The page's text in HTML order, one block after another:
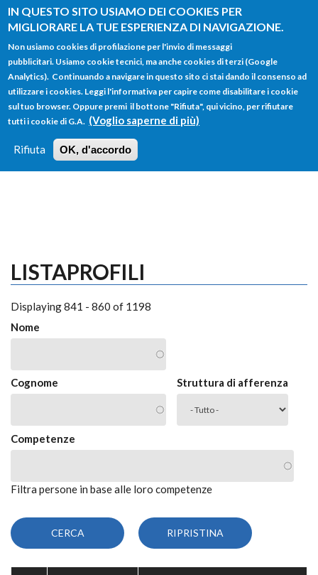
IN QUESTO SITO USIAMO DEI COOKIES PER
MIGLIORARE LA TUE ESPERIENZA DI NAVIGAZIONE.
Non usiamo cookies di profilazione per l'invio di messaggi
pubblicitari. Usiamo cookie tecnici, ma anche cookies di terzi (Google
Analytics). Continuando a navigare in questo sito ci stai dando il consenso ad
utilizzare i cookies. Leggi l'informativa per capire come disabilitare i cookie
sul tuo browser. Oppure premi il bottone "Rifiuta", qui vicino, per rifiutare
tutti i cookie di G.A. (Voglio saperne di più)
Rifiuta OK, d'accordo
Salta al contenuto principale
FORM
DI
RICERCA
Main menu
HOME TUTTI I PROFILI
LOGIN
LISTAPROFILI
Displaying 841 - 860 of 1198
Nome
Cognome Struttura di afferenza
Competenze
Filtra persone in base alle loro competenze